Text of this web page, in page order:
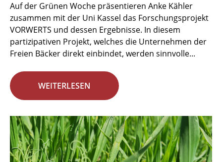
Auf der Grünen Woche präsentieren Anke Kähler
zusammen mit der Uni Kassel das Forschungsprojekt
VORWERTS und dessen Ergebnisse. In diesem
partizipativen Projekt, welches die Unternehmen der
Freien Bäcker direkt einbindet, werden sinnvolle...
WEITERLESEN